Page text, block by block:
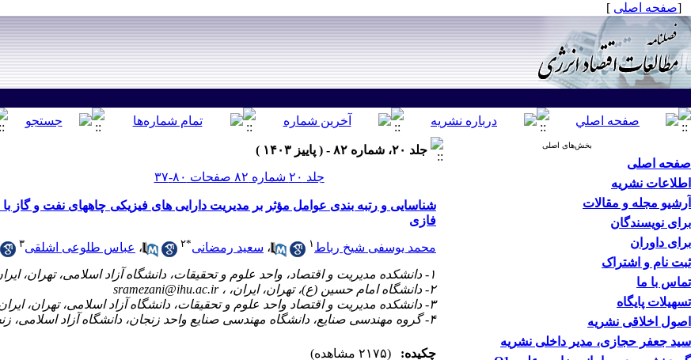
[صفحه اصلی ]
بخش‌های اصلی
صفحه اصلی
اطلاعات نشریه
آرشیو مجله و مقالات
برای نویسندگان
برای داوران
ثبت نام و اشتراک
تماس با ما
تسهیلات پایگاه
اصول اخلاقی نشریه
سید جعفر حجازی، مدیر داخلی نشریه
جلد ۲۰، شماره ۸۲ - ( پاییز ۱۴۰۳ )
جلد ۲۰ شماره ۸۲ صفحات ۸۰-۳۷
شناسایی و رتبه بندی عوامل مؤثر بر مدیریت دارایی های فیزیکی چاههای نفت و گاز
فازی
محمد یوسفی شیخ رباط ۱ ، سعید رمضانی*۲ ، عباس طلوعی اشلقی۳
۱- دانشکده مدیریت و اقتصاد، واحد علوم و تحقیقات، دانشگاه آزاد اسلامی، تهران، ایران
۲- دانشگاه امام حسین (ع)، تهران، ایران، ،
sramezani@ihu.ac.ir
۳- دانشکده مدیریت و اقتصاد واحد علوم و تحقیقات، دانشگاه آزاد اسلامی، تهران، ایران
۴- گروه مهندسی صنایع، دانشگاه مهندسی صنایع واحد زنجان، دانشگاه آزاد اسلامی، زنجان، ایران،
چکیده: (۲۱۷۵ مشاهده)